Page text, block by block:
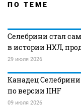
ПО ТЕМЕ
Селебрини стал
в истории НХЛ,
29 июля 2026
Канадец
по версии IIHF
09 июля 2026